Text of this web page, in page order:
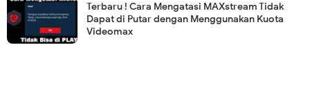
Terbaru ! Cara Mengatasi MAXstream Tidak
Dapat di Putar dengan Menggunakan Kuota
Videomax